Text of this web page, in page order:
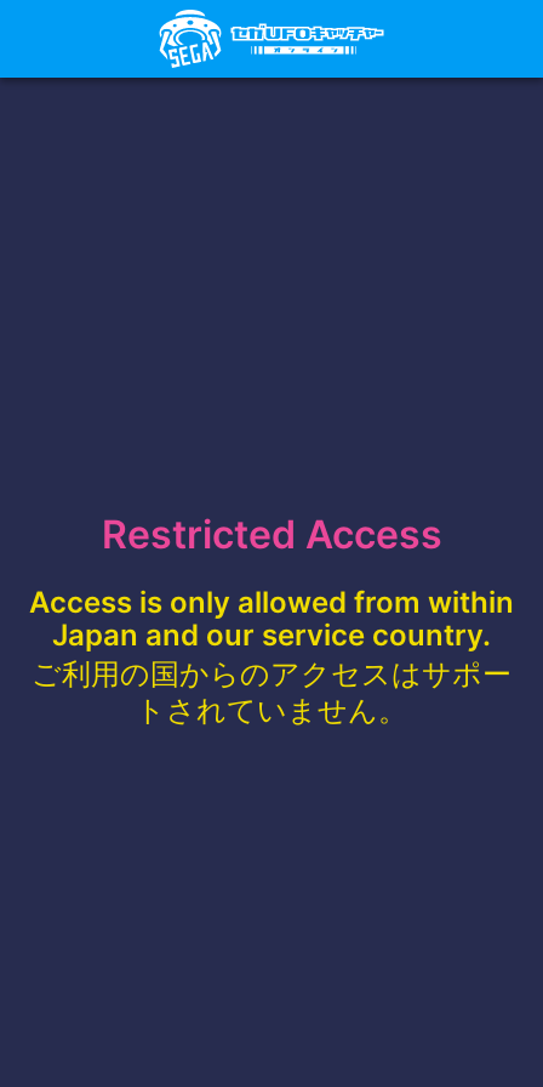
Restricted Access
Access is only allowed from within
Japan and our service country.
ご利用の国からのアクセスはサポー
トされていません。